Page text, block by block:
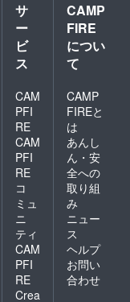
サ
ー
ビ
ス
CAM
PFI
RE
CAM
PFI
RE
コ
ミュ
ニ
ティ
CAM
PFI
RE
Crea
CAMP
FIRE
につい
て
CAMP
FIREと
は
あんし
ん・安
全への
取り組
み
ニュー
ス
ヘルプ
お問い
合わせ